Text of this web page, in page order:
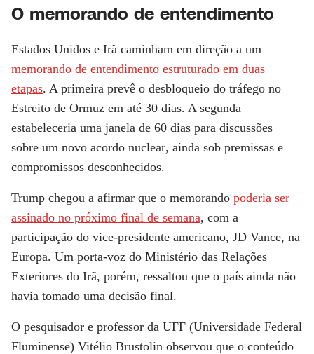
O memorando de entendimento
Estados Unidos e Irã caminham em direção a um
memorando de entendimento estruturado em duas
etapas. A primeira prevê o desbloqueio do tráfego no
Estreito de Ormuz em até 30 dias. A segunda
estabeleceria uma janela de 60 dias para discussões
sobre um novo acordo nuclear, ainda sob premissas e
compromissos desconhecidos.
Trump chegou a afirmar que o memorando poderia ser
assinado no próximo final de semana, com a
participação do vice-presidente americano, JD Vance, na
Europa. Um porta-voz do Ministério das Relações
Exteriores do Irã, porém, ressaltou que o país ainda não
havia tomado uma decisão final.
O pesquisador e professor da UFF (Universidade Federal
Fluminense) Vitélio Brustolin observou que o conteúdo